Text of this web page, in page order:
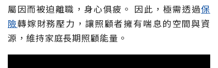
屬因而被迫離職，身心俱疲。 因此，極需透過保
險轉嫁財務壓力，讓照顧者擁有喘息的空間與資
源，維持家庭長期照顧能量。